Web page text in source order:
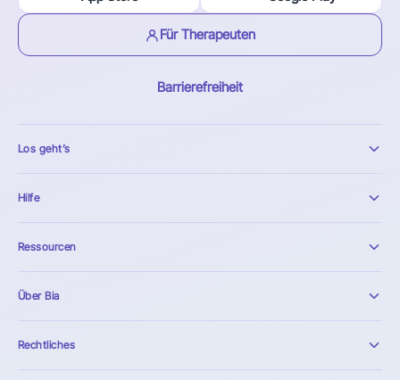
Für Therapeuten
Barrierefreiheit
Los geht’s
Hilfe
Ressourcen
Über Bia
Rechtliches